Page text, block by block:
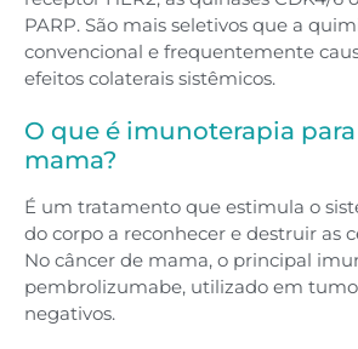
PARP. São mais seletivos que a
convencional e frequentemente
efeitos colaterais sistêmicos.
O que é imunoterapia
mama?
É um tratamento que estimula o
do corpo a reconhecer e destruir as
No câncer de mama, o principal
pembrolizumabe, utilizado em
negativos.